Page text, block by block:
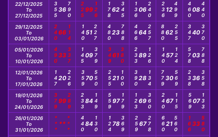
22/12/2025
To
27/12/2025
355 36 790 225 99 126 178 62 345 136 06 240 236 12 499 46008 440
29/12/2025
To
03/01/2026
240 66 114 140 51 227 480 23 788 46664 257 880 62 255 347 40 370
05/01/2026
To
10/01/2026
490 33 337 145 09 379 349 61 380 233 89 126 140 57124 578 03 788
12/01/2026
To
17/01/2026
147 20 226 359 70550 255 21 100 39028 134 779 30 569 238 36 358
19/01/2026
To
24/01/2026
379 99 289 233 84 149 559 97179 123 69 360 240 67115 56907133
26/01/2026
To
31/01/2026
*** ** *** 440 84 130 124 78369 259 67278 66021 560 16633 580